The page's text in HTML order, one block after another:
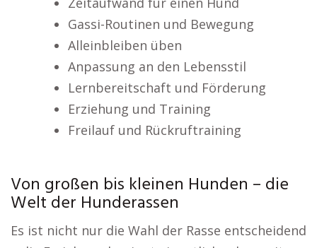
Gassi-Routinen und Bewegung
Alleinbleiben üben
Anpassung an den Lebensstil
Lernbereitschaft und Förderung
Erziehung und Training
Freilauf und Rückruftraining
Von großen bis kleinen Hunden – die
Welt der Hunderassen
Es ist nicht nur die Wahl der Rasse entscheidend